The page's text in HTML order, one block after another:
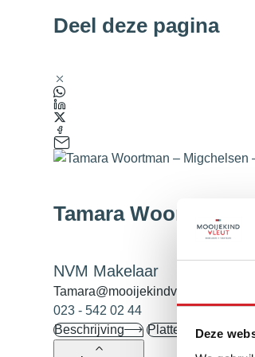
Deze
Deel deze pagina
Tamara Woortman-
NVM Makelaar
Tamara@mooijekindvleut.nl
023 - 542 02 44
Beschrijving
Plattegronden